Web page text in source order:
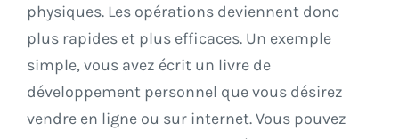
physiques. Les opérations deviennent donc
plus rapides et plus efficaces. Un exemple
simple, vous avez écrit un livre de
développement personnel que vous désirez
vendre en ligne ou sur internet. Vous pouvez